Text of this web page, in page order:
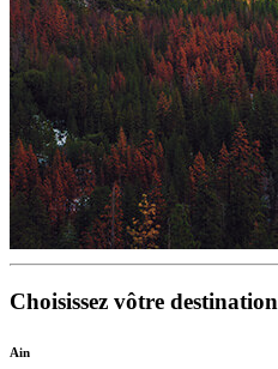
Choisissez vôtre destination
Ain